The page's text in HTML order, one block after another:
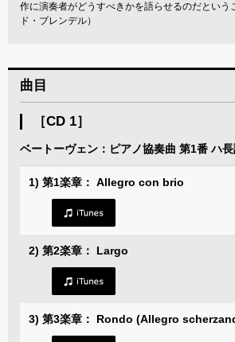
作に演奏者がどうすべきかを語らせるのだという
ド・ブレンデル）
曲目
［CD 1］
ベートーヴェン：ピアノ協奏曲 第1番 ハ
1) 第1楽章： Allegro con brio
2) 第2楽章： Largo
3) 第3楽章： Rondo (Allegro